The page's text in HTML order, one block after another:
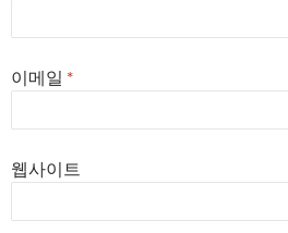
이메일 *
웹사이트